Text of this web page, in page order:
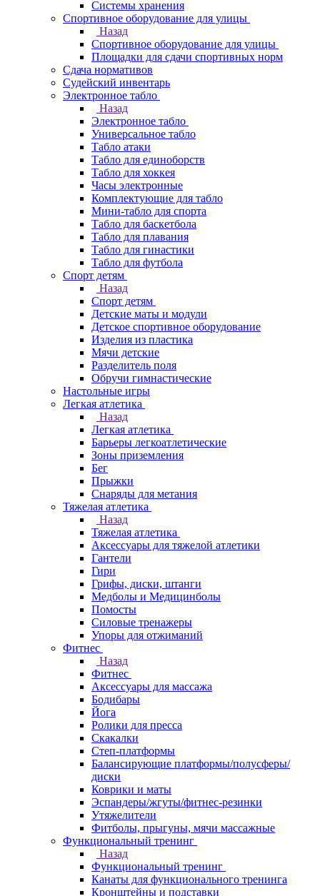
Системы хранения
Спортивное оборудование для улицы
Назад
Спортивное оборудование для улицы
Площадки для сдачи спортивных норм
Сдача нормативов
Судейский инвентарь
Электронное табло
Назад
Электронное табло
Универсальное табло
Табло атаки
Табло для единоборств
Табло для хоккея
Часы электронные
Комплектующие для табло
Мини-табло для спорта
Табло для баскетбола
Табло для плавания
Табло для гинастики
Табло для футбола
Спорт детям
Назад
Спорт детям
Детские маты и модули
Детское спортивное оборудование
Изделия из пластика
Мячи детские
Разделитель поля
Обручи гимнастические
Настольные игры
Легкая атлетика
Назад
Легкая атлетика
Барьеры легкоатлетические
Зоны приземления
Бег
Прыжки
Снаряды для метания
Тяжелая атлетика
Назад
Тяжелая атлетика
Аксессуары для тяжелой атлетики
Гантели
Гири
Грифы, диски, штанги
Медболы и Медицинболы
Помосты
Силовые тренажеры
Упоры для отжиманий
Фитнес
Назад
Фитнес
Аксессуары для массажа
Бодибары
Йога
Ролики для пресса
Скакалки
Степ-платформы
Балансирующие платформы/полусферы/
диски
Коврики и маты
Эспандеры/жгуты/фитнес-резинки
Утяжелители
Фитболы, прыгуны, мячи массажные
Функциональный тренинг
Назад
Функциональный тренинг
Канаты для функционального тренинга
Кронштейны и подставки